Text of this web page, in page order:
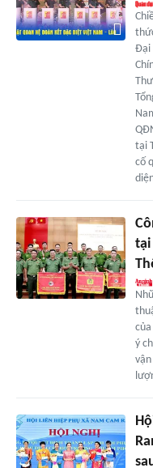
Đại
tại
cố
tại
ý